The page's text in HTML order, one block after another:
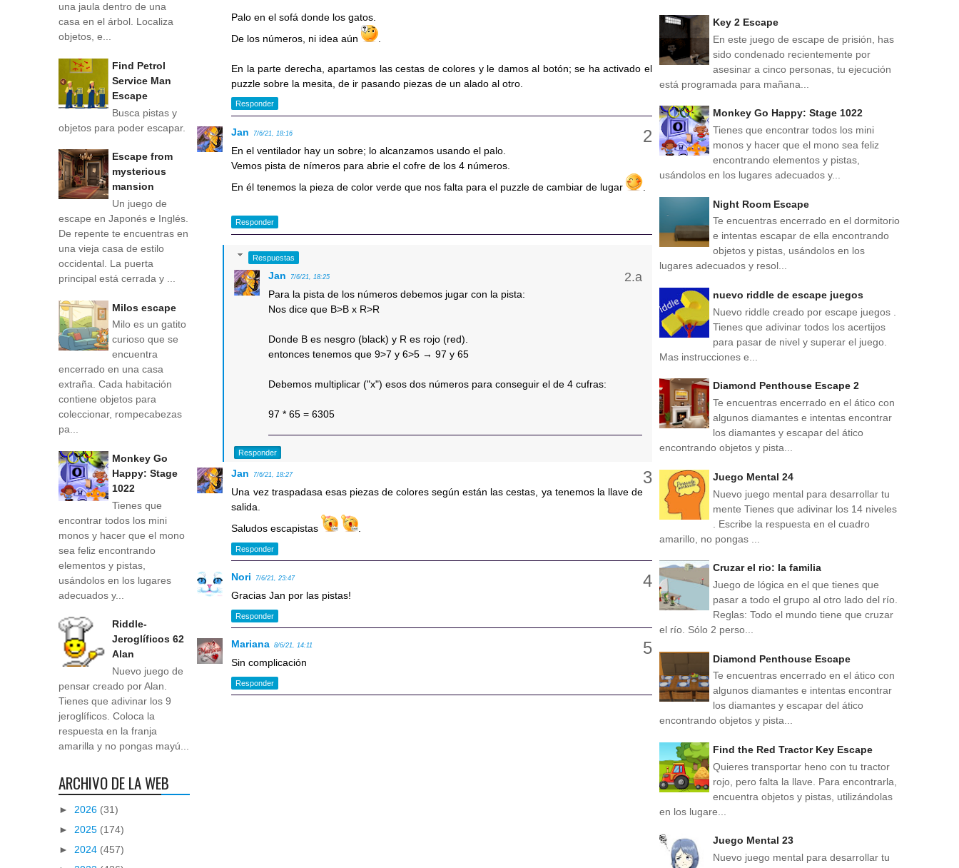
Palo en el sofá donde los gatos.
De los números, ni idea aún
En la parte derecha, apartamos las cestas de colores y le damos al botón; se ha activado el
puzzle sobre la mesita, de ir pasando piezas de un alado al otro.
Responder
Jan 7/6/21, 18:16
En el ventilador hay un sobre; lo alcanzamos usando el palo.
Vemos pista de nímeros para abrie el cofre de los 4 números.
En él tenemos la pieza de color verde que nos falta para el puzzle de cambiar de lugar
Responder
Respuestas
Jan 7/6/21, 18:25
Para la pista de los números debemos jugar con la pista:
Nos dice que B>B x R>R
Donde B es nesgro (black) y R es rojo (red).
entonces tenemos que 9>7 y 6>5 → 97 y 65
Debemos multiplicar ("x") esos dos números para conseguir el de 4 cufras:
97 * 65 = 6305
Responder
Jan 7/6/21, 18:27
Una vez traspadasa esas piezas de colores según están las cestas, ya tenemos la llave de
salida.
Saludos escapistas
.
Responder
Nori 7/6/21, 23:47
Gracias Jan por las pistas!
Responder
Mariana 8/6/21, 14:11
Sin complicación
Responder
una jaula dentro de una
casa en el árbol. Localiza
objetos, e...
Find Petrol
Service Man
Escape
Busca pistas y
objetos para poder escapar.
Escape from
mysterious
mansion
Un juego de
escape en Japonés e Inglés.
De repente te encuentras en
una vieja casa de estilo
occidental. La puerta
principal está cerrada y ...
Milos escape
Milo es un gatito
curioso que se
encuentra
encerrado en una casa
extraña. Cada habitación
contiene objetos para
coleccionar, rompecabezas
pa...
Monkey Go
Happy: Stage
1022
Tienes que
encontrar todos los mini
monos y hacer que el mono
sea feliz encontrando
elementos y pistas,
usándolos en los lugares
adecuados y...
Riddle-
Jeroglíficos 62
Alan
Nuevo juego de
pensar creado por Alan.
Tienes que adivinar los 9
jeroglíficos. Coloca la
respuesta en la franja
amarilla y no pongas mayú...
ARCHIVO DE LA WEB
► 2026 (31)
► 2025 (174)
► 2024 (457)
Key 2 Escape
En este juego de escape de prisión, has
sido condenado recientemente por
asesinar a cinco personas, tu ejecución
está programada para mañana...
Monkey Go Happy: Stage 1022
Tienes que encontrar todos los mini
monos y hacer que el mono sea feliz
encontrando elementos y pistas,
usándolos en los lugares adecuados y...
Night Room Escape
Te encuentras encerrado en el dormitorio
e intentas escapar de ella encontrando
objetos y pistas, usándolos en los
lugares adecuados y resol...
nuevo riddle de escape juegos
Nuevo riddle creado por escape juegos .
Tienes que adivinar todos los acertijos
para pasar de nivel y superar el juego.
Mas instrucciones e...
Diamond Penthouse Escape 2
Te encuentras encerrado en el ático con
algunos diamantes e intentas encontrar
los diamantes y escapar del ático
encontrando objetos y pista...
Juego Mental 24
Nuevo juego mental para desarrollar tu
mente Tienes que adivinar los 14 niveles
. Escribe la respuesta en el cuadro
amarillo, no pongas ...
Cruzar el rio: la familia
Juego de lógica en el que tienes que
pasar a todo el grupo al otro lado del río.
Reglas: Todo el mundo tiene que cruzar
el río. Sólo 2 perso...
Diamond Penthouse Escape
Te encuentras encerrado en el ático con
algunos diamantes e intentas encontrar
los diamantes y escapar del ático
encontrando objetos y pista...
Find the Red Tractor Key Escape
Quieres transportar heno con tu tractor
rojo, pero falta la llave. Para encontrarla,
encuentra objetos y pistas, utilizándolas
en los lugare...
Juego Mental 23
Nuevo juego mental para desarrollar tu